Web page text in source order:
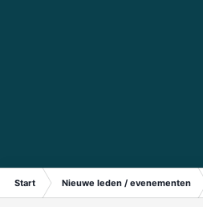
Start Nieuwe leden / evenementen